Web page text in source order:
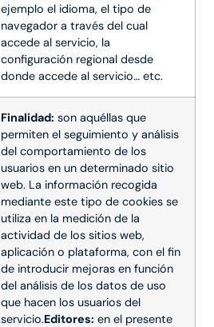
ejemplo el idioma, el tipo de
navegador a través del cual
accede al servicio, la
configuración regional desde
donde accede al servicio… etc.
Finalidad: son aquéllas que
permiten el seguimiento y análisis
del comportamiento de los
usuarios en un determinado sitio
web. La información recogida
mediante este tipo de cookies se
utiliza en la medición de la
actividad de los sitios web,
aplicación o plataforma, con el fin
de introducir mejoras en función
del análisis de los datos de uso
que hacen los usuarios del
servicio.Editores: en el presente